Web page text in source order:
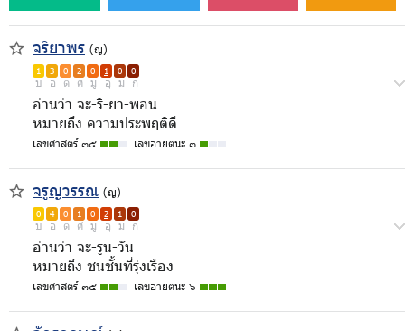
จริยาพร (ญ)
1 3 0 2 0 1 0 0
บ อ ด ศ มู อุ ม ก
อ่านว่า จะ-ริ-ยา-พอน
หมายถึง ความประพฤติดี
เลขศาสตร์ ๓๕ เลขอายตนะ ๓
จรูญวรรณ (ญ)
0 4 0 1 0 2 1 0
บ อ ด ศ มู อุ ม ก
อ่านว่า จะ-รูน-วัน
หมายถึง ชนชั้นที่รุ่งเรือง
เลขศาสตร์ ๓๕ เลขอายตนะ ๖